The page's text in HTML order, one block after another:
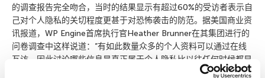
的调查报告完全吻合，当时的结果显示有超过60%的受访者表示自
己对个人隐私的关切程度更甚于对恐怖袭击的防范。据美国商业资
讯报道，WP Engine首席执行官Heather Brunner在其集团进行的
问卷调查中这样说道：”有如此数量众多的个人资料可以通过在线
互访，因此讨论哪些信息是真正属于个人隐私比以往任何时候都显
得重要。”99%的美国人表达了对在线隐私的担忧，当你想到一些